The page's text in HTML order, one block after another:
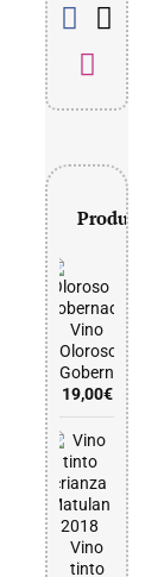
Productos
Vino
Oloroso
Gobernador
19,00€
Vino
tinto